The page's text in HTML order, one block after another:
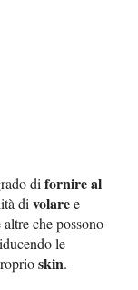
difornire al
divolaree
altre che possono
le
skin.